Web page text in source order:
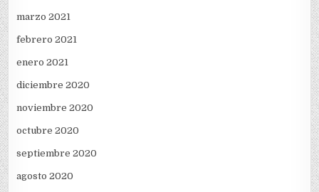
marzo 2021
febrero 2021
enero 2021
diciembre 2020
noviembre 2020
octubre 2020
septiembre 2020
agosto 2020